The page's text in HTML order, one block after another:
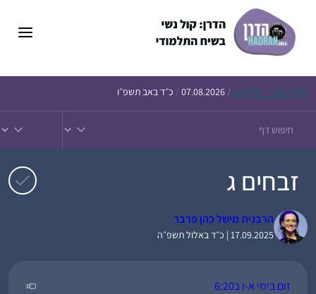
הדף היומי – חולין צט /
07.08.2026
/ כ״ד באב תשפ״ו
זבחים ג
הרבנית מישל כהן פרבר
17.09.2025 | כ״ד באלול תשפ״ה
זום בימי א-ו ב6:20